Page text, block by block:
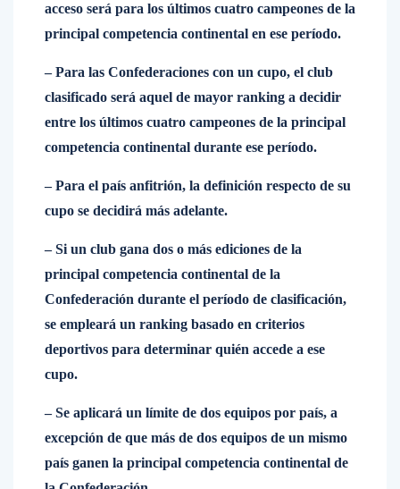
acceso será para los últimos cuatro campeones de la
principal competencia continental en ese período.
– Para las Confederaciones con un cupo, el club
clasificado será aquel de mayor ranking a decidir
entre los últimos cuatro campeones de la principal
competencia continental durante ese período.
– Para el país anfitrión, la definición respecto de su
cupo se decidirá más adelante.
– Si un club gana dos o más ediciones de la
principal competencia continental de la
Confederación durante el período de clasificación,
se empleará un ranking basado en criterios
deportivos para determinar quién accede a ese
cupo.
– Se aplicará un límite de dos equipos por país, a
excepción de que más de dos equipos de un mismo
país ganen la principal competencia continental de